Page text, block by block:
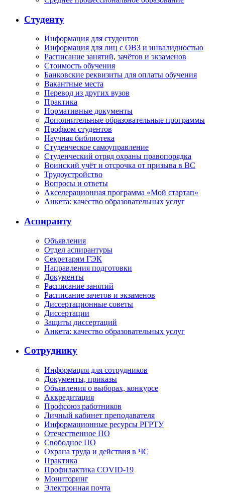
Студенту
Информация для студентов
Информация для лиц с ОВЗ и инвалидностью
Расписание занятий, зачётов и экзаменов
Стоимость обучения
Банковские реквизиты для оплаты обучения
Вакантные места
Перевод из других вузов
Практика
Нормативные документы
Дополнительные образовательные программы
Профком студентов
Научная библиотека
Студенческое самоуправление
Студенческий отряд охраны правопорядка
Воинский учёт и отсрочка от призыва в ВС
Трудоустройство
Вопросы и ответы
Акселерационная программа «Мой стартап»
Анкета: качество образовательных услуг
Аспиранту
Объявления
Отдел аспирантуры
Секретарям ГЭК
Направления подготовки
Документы
Расписание занятий
Расписание зачетов и экзаменов
Диссертационные советы
Диссертации
Защиты диссертаций
Анкета: качество образовательных услуг
Сотруднику
Информация для сотрудников
Документы, приказы
Объявления о выборах, конкурсе
Аккредитация
Профсоюз работников
Личный кабинет преподавателя
Информационные ресурсы РГРТУ
Отечественное ПО
Свободное ПО
Охрана труда и действия в ЧС
Практика
Профилактика COVID-19
Мониторинг
Электронная почта